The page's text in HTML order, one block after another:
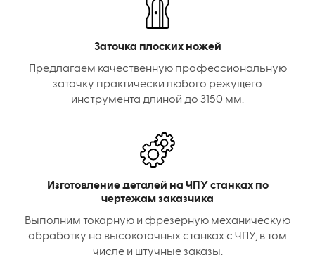
Заточка плоских ножей
Предлагаем качественную профессиональную
заточку практически любого режущего
инструмента длиной до 3150 мм.
Изготовление деталей на ЧПУ станках по
чертежам заказчика
Выполним токарную и фрезерную механическую
обработку на высокоточных станках с ЧПУ, в том
числе и штучные заказы.